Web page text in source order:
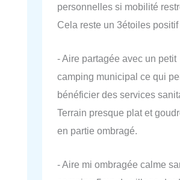
personnelles si mobilité
Cela reste un 3étoiles positif
- Aire partagée avec un petit
camping municipal ce qui
bénéficier des services
Terrain presque plat et
en partie ombragé.
- Aire mi ombragée calme